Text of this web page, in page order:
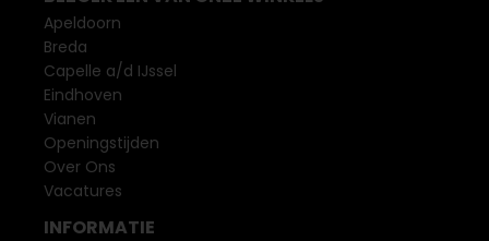
Apeldoorn
Breda
Capelle a/d IJssel
Eindhoven
Vianen
Openingstijden
Over Ons
Vacatures
INFORMATIE